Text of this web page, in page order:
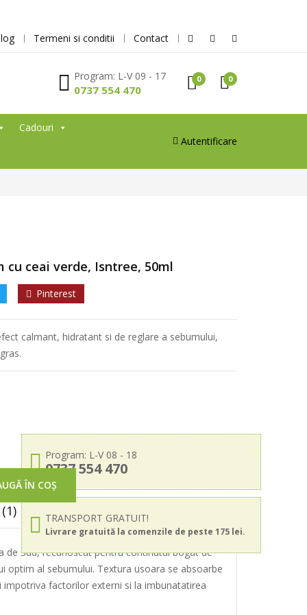
Termeni si conditii Contact
Program: L-V 09 - 17
0737 554 470
0 0
Cadouri
Autentificare
cu ceai verde, Isntree, 50ml
Pinterest
calmant, hidratant si de reglare a sebumului,
Program: L-V 08 - 18
0737 554 470
TRANSPORT GRATUIT!
Livrare gratuită la comenzile de peste 175 lei.
ÎN COȘ
de Sud, recunoscut pentru continutul bogat de
optim al sebumului. Textura usoara se absoarbe
factorilor externi si la imbunatatirea